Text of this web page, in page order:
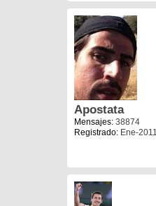
Apostata
Mensajes: 38874
Registrado: Ene-2011